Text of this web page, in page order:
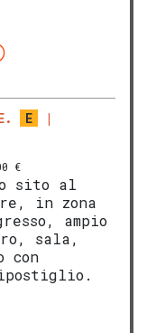
E
€
sito al
in zona
ampio
sala,
con